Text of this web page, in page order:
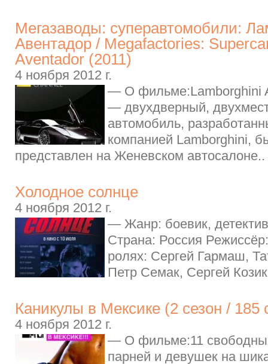
Мегазаводы: суперавтомобили:
Авентадор / Megafactories:
Aventador (2011)
4 ноября 2012 г.
— О фильме:Lamborghini
— двухдверный,
автомобиль,
компанией Lamborghini,
представлен на Женевском автосалоне..
Холодное солнце
4 ноября 2012 г.
— Жанр: боевик,
Страна: Россия
ролях: Сергей Гармаш,
Петр Семак, Сергей
Каникулы в Мексике (2 сезон / 185
4 ноября 2012 г.
— О фильме:11
парней и девушек на